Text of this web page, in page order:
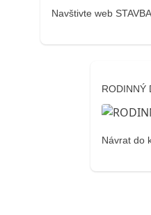
Navštivte web
RODINNÝ
Návrat do